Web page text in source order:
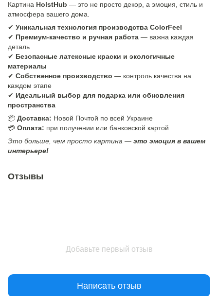
Картина HolstHub — это не просто декор, а эмоция, стиль и
атмосфера вашего дома.
✔ Уникальная технология производства ColorFeel
✔ Премиум-качество и ручная работа — важна каждая
деталь
✔ Безопасные латексные краски и экологичные
материалы
✔ Собственное производство — контроль качества на
каждом этапе
✔ Идеальный выбор для подарка или обновления
пространства
📦 Доставка: Новой Почтой по всей Украине
💳 Оплата: при получении или банковской картой
Это больше, чем просто картина — это эмоция в вашем
интерьере!
Отзывы
Добавьте первый отзыв
Написать отзыв